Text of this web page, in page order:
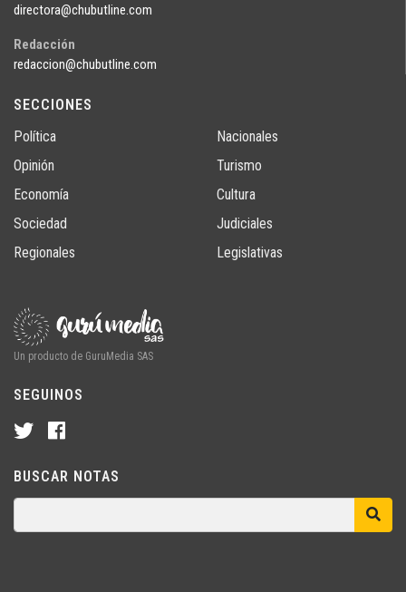
directora@chubutline.com
Redacción
redaccion@chubutline.com
SECCIONES
Política
Opinión
Economía
Sociedad
Regionales
Nacionales
Turismo
Cultura
Judiciales
Legislativas
Un producto de GuruMedia SAS
SEGUINOS
BUSCAR NOTAS